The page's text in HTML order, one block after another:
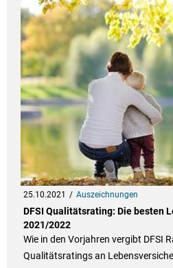
25.10.2021 Auszeichnungen
DFSI Qualitätsrating: Die besten
2021/2022
Wie in den Vorjahren vergibt DFSI
Qualitätsratings an